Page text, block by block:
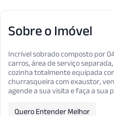
Sobre o Imóvel
Incrível sobrado composto por
carros, área de serviço
cozinha totalmente equipada
churrasqueira com exaustor,
agende a sua visita e faça a sua
Quero Entender Melhor